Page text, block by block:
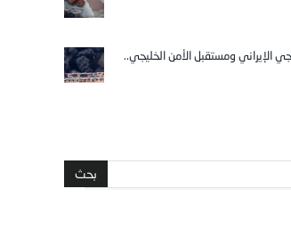
الإيراني ومستقبل الأمن الخليجي..